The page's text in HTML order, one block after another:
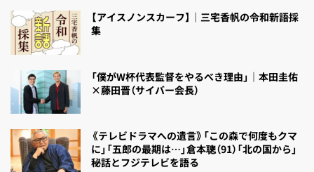
【アイスノンスカーフ】｜三宅香帆の令和新語採
集
「僕がW杯代表監督をやるべき理由」｜本田圭佑
×藤田晋（サイバー会長）
《テレビドラマへの遺言》「この森で何度もクマ
に」「五郎の最期は…」倉本聰（91）「北の国から」
秘話とフジテレビを語る